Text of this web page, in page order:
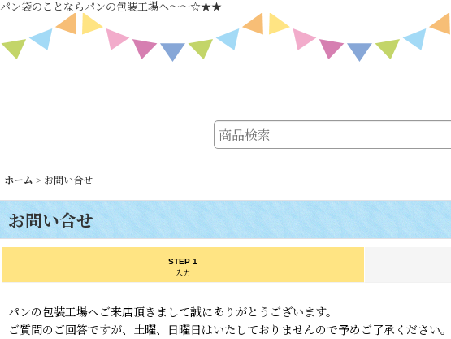
パン袋のことならパンの包装工場へ～～☆★★
ホーム > お問い合せ
お問い合せ
STEP 1
入力
パンの包装工場へご来店頂きまして誠にありがとうございます。
ご質問のご回答ですが、土曜、日曜日はいたしておりませんので予めご了承ください。